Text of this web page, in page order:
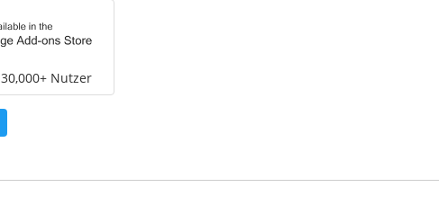
30,000+ Nutzer